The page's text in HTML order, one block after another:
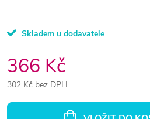
Skladem u dodavatele
366 Kč
302 Kč bez DPH